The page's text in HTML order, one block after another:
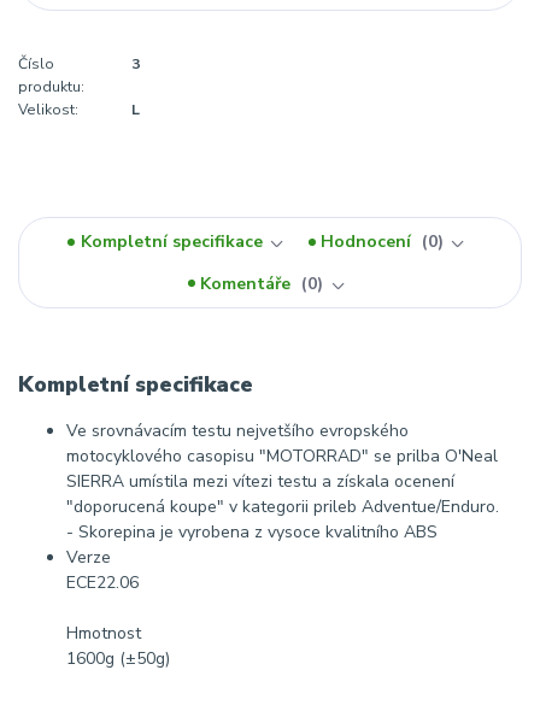
Číslo
produktu:
3
Velikost: L
Kompletní specifikace Hodnocení
0
Komentáře
0
Kompletní specifikace
Ve srovnávacím testu nejvetšího evropského
motocyklového casopisu "MOTORRAD" se prilba O'Neal
SIERRA umístila mezi vítezi testu a získala ocenení
"doporucená koupe" v kategorii prileb Adventue/Enduro.
- Skorepina je vyrobena z vysoce kvalitního ABS
Verze
ECE22.06
Hmotnost
1600g (±50g)